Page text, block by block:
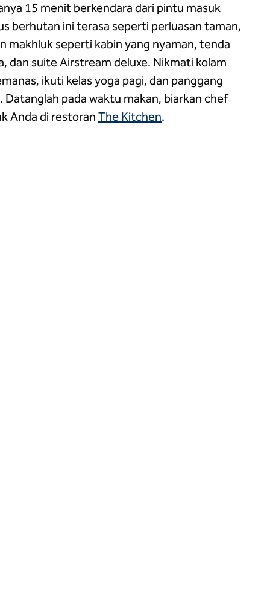
15 menit berkendara dari pintu masuk
berhutan ini terasa seperti perluasan taman,
makhluk seperti kabin yang nyaman, tenda
dan suite Airstream deluxe. Nikmati kolam
ikuti kelas yoga pagi, dan panggang
Datanglah pada waktu makan, biarkan chef
Anda di restoran The Kitchen.